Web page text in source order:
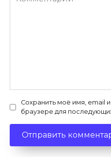
Сохранить моё имя, email
браузере для